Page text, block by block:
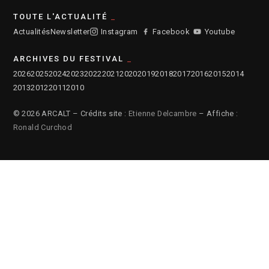
TOUTE L'ACTUALITÉ
ActualitésNewsletter Instagram Facebook Youtube
ARCHIVES DU FESTIVAL
2026202520242023202220212020201920182017201620152014
2013201220112010
© 2026 ARCALT – Crédits site : Etienne Delcambre – Affiche :
Ronald Curchod